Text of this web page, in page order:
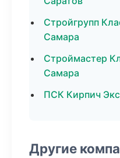
Стройгрупп
Самара
Строймастер
Самара
ПСК Кирпич
Другие